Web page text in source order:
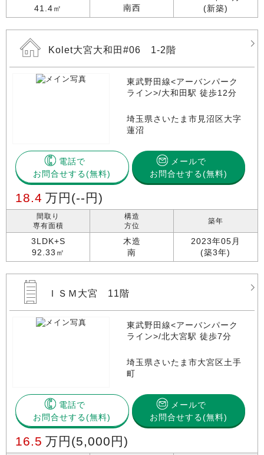
41.4㎡
南西
(新築)
Kolet大宮大和田#06 1-2階
東武野田線<アーバンパーク
ライン>/大和田駅 徒歩12分
埼玉県さいたま市見沼区大字
蓮沼
電話で
お問合せする
メールで
お問合せする(無料)
18.4 万円 (--円)
間取り
専有面積
3LDK+S
92.33㎡
構造
方位
木造
南
築年
2023年05月
(築3年)
ＩＳＭ大宮 11階
東武野田線<アーバンパーク
ライン>/北大宮駅 徒歩7分
埼玉県さいたま市大宮区土手
町
電話で
お問合せする
メールで
お問合せする(無料)
16.5 万円 (5,000円)